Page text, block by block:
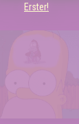
Erster!